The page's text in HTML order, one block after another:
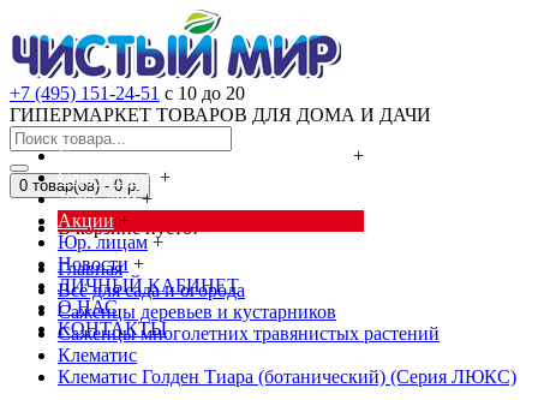
+7 (495) 151-24-51 с 10 до 20
ГИПЕРМАРКЕТ ТОВАРОВ ДЛЯ ДОМА И ДАЧИ
Cредства от насекомых и грызунов
+
Сад, огород +
Дача, дом +
Акции +
Юр. лицам +
Новости +
ЛИЧНЫЙ КАБИНЕТ
О НАС
КОНТАКТЫ
0 товар(ов) - 0 р.
В корзине пусто!
Главная
Всё для сада и огорода
Саженцы деревьев и кустарников
Саженцы многолетних травянистых растений
Клематис
Клематис Голден Тиара (ботанический) (Серия ЛЮКС)